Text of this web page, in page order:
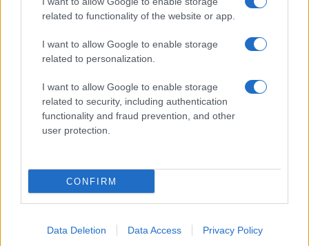
related to functionality of the website or app.
I want to allow Google to enable storage
related to personalization.
I want to allow Google to enable storage
related to security, including authentication
functionality and fraud prevention, and other
user protection.
CONFIRM
Data Deletion Data Access Privacy Policy
της Ζωής μας
Οι άνθρωποι, οι αυθεντικές ιστορίες,
το ελληνικό καλοκαίρι και ένας
πολιτισμός που μας ενώνει κάθε μέρα.
ΤΟ ΠΑΡΟΝ ΤΗΣ ΚΥΡΙΑΚΗΣ